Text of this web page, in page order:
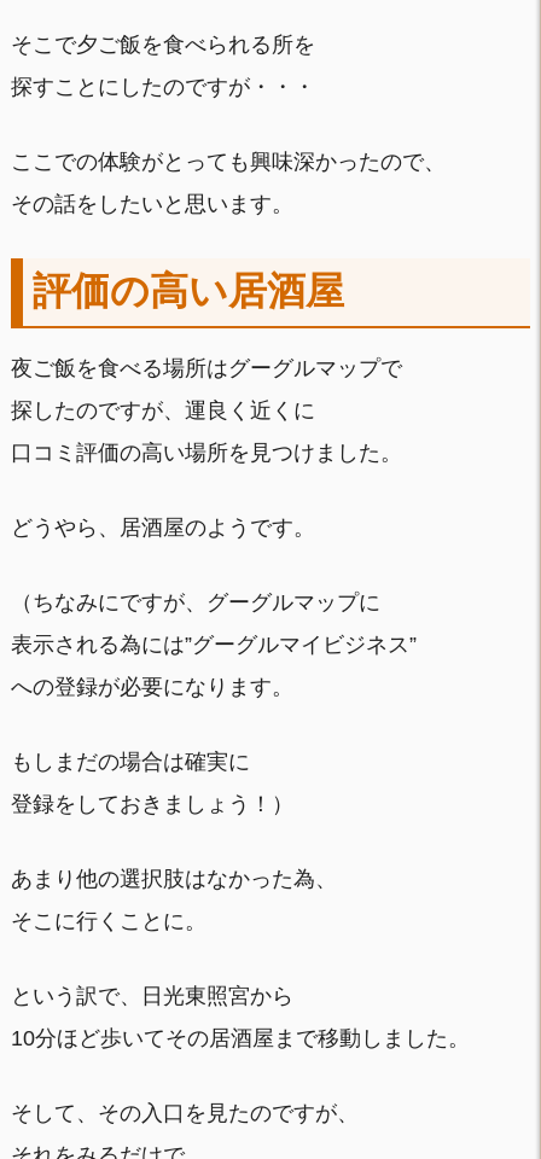
そこで夕ご飯を食べられる所を
探すことにしたのですが・・・
ここでの体験がとっても興味深かったので、
その話をしたいと思います。
評価の高い居酒屋
夜ご飯を食べる場所はグーグルマップで
探したのですが、運良く近くに
口コミ評価の高い場所を見つけました。
どうやら、居酒屋のようです。
（ちなみにですが、グーグルマップに
表示される為には”グーグルマイビジネス”
への登録が必要になります。
もしまだの場合は確実に
登録をしておきましょう！）
あまり他の選択肢はなかった為、
そこに行くことに。
という訳で、日光東照宮から
10分ほど歩いてその居酒屋まで移動しました。
そして、その入口を見たのですが、